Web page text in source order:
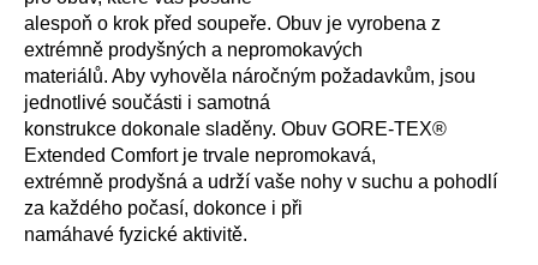
alespoň o krok před soupeře. Obuv je vyrobena z
extrémně prodyšných a nepromokavých
materiálů. Aby vyhověla náročným požadavkům, jsou
jednotlivé součásti i samotná
konstrukce dokonale sladěny. Obuv GORE-TEX®
Extended Comfort je trvale nepromokavá,
extrémně prodyšná a udrží vaše nohy v suchu a pohodlí
za každého počasí, dokonce i při
namáhavé fyzické aktivitě.
t
ř
e
b
u
j
e
t